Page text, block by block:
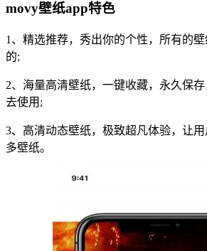
movy壁纸app特色
1、精选推荐，秀出你的个性，所有的
的;
2、海量高清壁纸，一键收藏，永久保
去使用;
3、高清动态壁纸，极致超凡体验，让
多壁纸。